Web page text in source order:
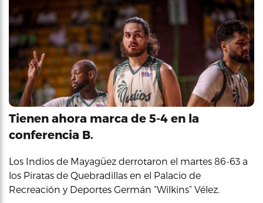
Tienen ahora marca de 5-4 en la
conferencia B.
Los Indios de Mayagüez derrotaron el martes 86-63 a
los Piratas de Quebradillas en el Palacio de
Recreación y Deportes Germán “Wilkins” Vélez.